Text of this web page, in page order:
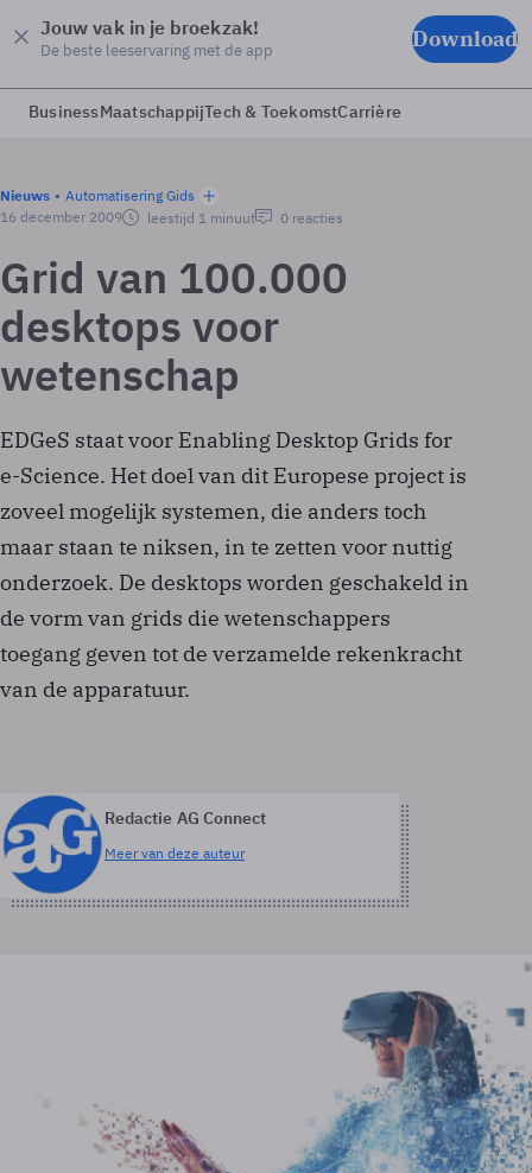
Jouw vak in je broekzak!
De beste leeservaring met de app Download
BusinessMaatschappijTech & ToekomstCarrière
Nieuws
Automatisering Gids
16 december 2009
leestijd 1 minuut 0 reacties
Grid van 100.000
desktops voor
wetenschap
EDGeS staat voor Enabling Desktop Grids for
e-Science. Het doel van dit Europese project is
zoveel mogelijk systemen, die anders toch
maar staan te niksen, in te zetten voor nuttig
onderzoek. De desktops worden geschakeld in
de vorm van grids die wetenschappers
toegang geven tot de verzamelde rekenkracht
van de apparatuur.
Redactie AG Connect
Meer van deze auteur